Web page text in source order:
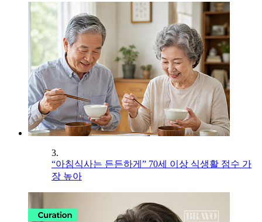
3.
“아침식사는 든든하게” 70세 이상 식생활 점수 가
장 높아